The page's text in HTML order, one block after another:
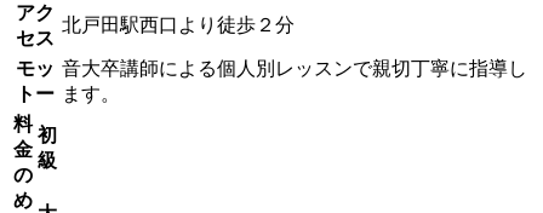
アク
セス
北戸田駅西口より徒歩２分
モッ
トー
音大卒講師による個人別レッスンで親切丁寧に指導し
ます。
料
金
の
め
初
級